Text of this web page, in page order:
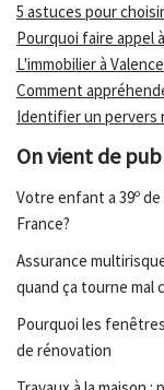
5 astuces pour
Pourquoi faire appel
L'immobilier à Valence
Comment
Identifier un pervers
On vient de
Votre enfant a 39º
France?
Assurance
quand ça tourne mal
Pourquoi les
de rénovation